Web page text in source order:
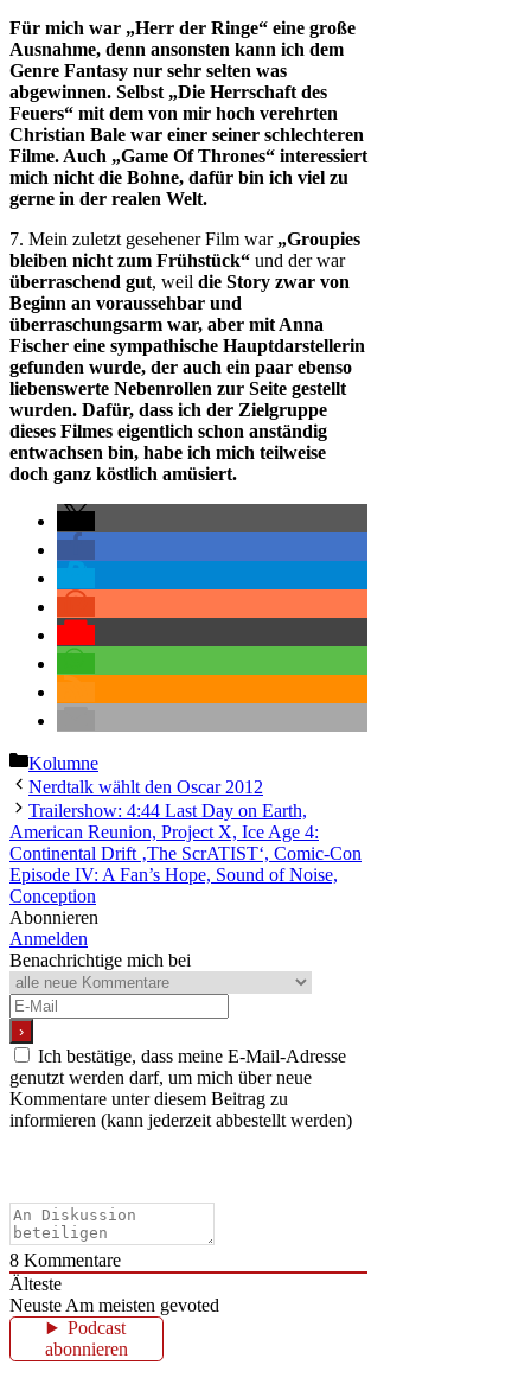
Für mich war „Herr der Ringe“ eine große
Ausnahme, denn ansonsten kann ich dem
Genre Fantasy nur sehr selten was
abgewinnen. Selbst „Die Herrschaft des
Feuers“ mit dem von mir hoch verehrten
Christian Bale war einer seiner schlechteren
Filme. Auch „Game Of Thrones“ interessiert
mich nicht die Bohne, dafür bin ich viel zu
gerne in der realen Welt.
7. Mein zuletzt gesehener Film war „Groupies
bleiben nicht zum Frühstück“ und der war
überraschend gut, weil die Story zwar von
Beginn an voraussehbar und
überraschungsarm war, aber mit Anna
Fischer eine sympathische Hauptdarstellerin
gefunden wurde, der auch ein paar ebenso
liebenswerte Nebenrollen zur Seite gestellt
wurden. Dafür, dass ich der Zielgruppe
dieses Filmes eigentlich schon anständig
entwachsen bin, habe ich mich teilweise
doch ganz köstlich amüsiert.
Kategorien
Kolumne
Nerdtalk wählt den Oscar 2012
Trailershow: 4:44 Last Day on Earth,
American Reunion, Project X, Ice Age 4:
Continental Drift ‚The ScrATIST‘, Comic-Con
Episode IV: A Fan’s Hope, Sound of Noise,
Conception
Abonnieren
Anmelden
Benachrichtige mich bei
Ich bestätige, dass meine E-Mail-Adresse
genutzt werden darf, um mich über neue
Kommentare unter diesem Beitrag zu
informieren (kann jederzeit abbestellt werden)
8 Kommentare
Älteste
Neuste Am meisten gevoted
Podcast
abonnieren